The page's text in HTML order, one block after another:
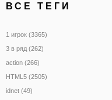
ВСЕ ТЕГИ
1 игрок (3365)
3 в ряд (262)
action (266)
HTML5 (2505)
idnet (49)